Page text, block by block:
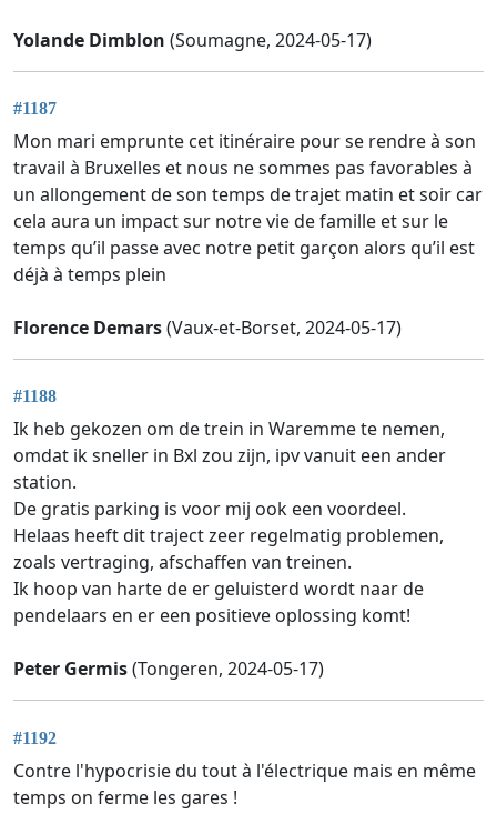
Yolande Dimblon (Soumagne, 2024-05-17)
#1187
Mon mari emprunte cet itinéraire pour se rendre à son
travail à Bruxelles et nous ne sommes pas favorables à
un allongement de son temps de trajet matin et soir car
cela aura un impact sur notre vie de famille et sur le
temps qu’il passe avec notre petit garçon alors qu’il est
déjà à temps plein
Florence Demars(Vaux-et-Borset, 2024-05-17)
#1188
Ik heb gekozen om de trein in Waremme te nemen,
omdat ik sneller in Bxl zou zijn, ipv vanuit een ander
station.
De gratis parking is voor mij ook een voordeel.
Helaas heeft dit traject zeer regelmatig problemen,
zoals vertraging, afschaffen van treinen.
Ik hoop van harte de er geluisterd wordt naar de
pendelaars en er een positieve oplossing komt!
Peter Germis(Tongeren, 2024-05-17)
#1192
Contre l'hypocrisie du tout à l'électrique mais en même
temps on ferme les gares !